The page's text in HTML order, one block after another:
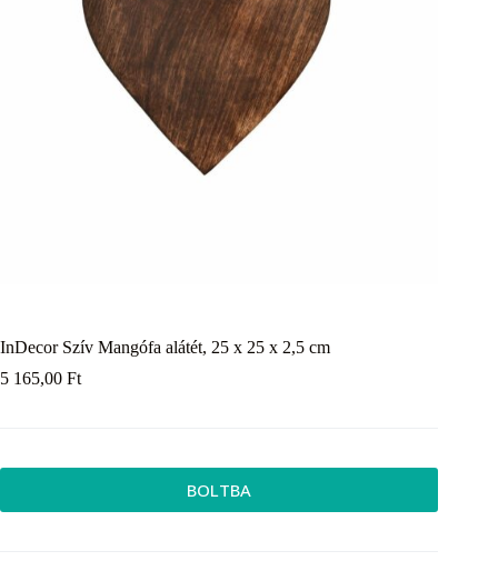
InDecor Szív Mangófa alátét, 25 x 25 x 2,5 cm
5 165,00 Ft
BOLTBA